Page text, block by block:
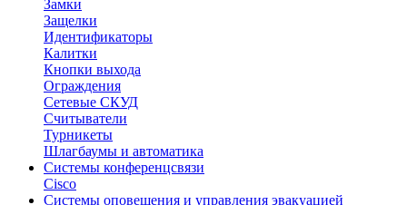
Замки
Защелки
Идентификаторы
Калитки
Кнопки выхода
Ограждения
Сетевые СКУД
Считыватели
Турникеты
Шлагбаумы и автоматика
Системы конференцсвязи
Cisco
Системы оповещения и управления эвакуацией